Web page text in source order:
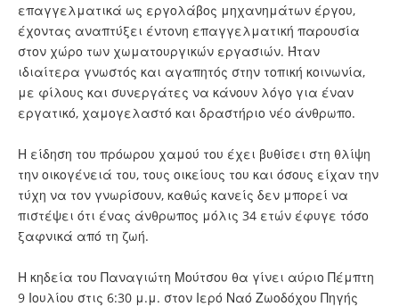
επαγγελματικά ως εργολάβος μηχανημάτων έργου,
έχοντας αναπτύξει έντονη επαγγελματική παρουσία
στον χώρο των χωματουργικών εργασιών. Ήταν
ιδιαίτερα γνωστός και αγαπητός στην τοπική κοινωνία,
με φίλους και συνεργάτες να κάνουν λόγο για έναν
εργατικό, χαμογελαστό και δραστήριο νέο άνθρωπο.
Η είδηση του πρόωρου χαμού του έχει βυθίσει στη θλίψη
την οικογένειά του, τους οικείους του και όσους είχαν την
τύχη να τον γνωρίσουν, καθώς κανείς δεν μπορεί να
πιστέψει ότι ένας άνθρωπος μόλις 34 ετών έφυγε τόσο
ξαφνικά από τη ζωή.
Η κηδεία του Παναγιώτη Μούτσου θα γίνει αύριο Πέμπτη
9 Ιουλίου στις 6:30 μ.μ. στον Ιερό Ναό Ζωοδόχου Πηγής